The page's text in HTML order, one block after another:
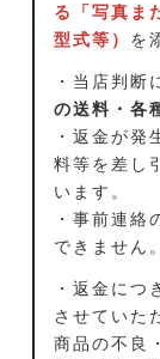
る「写真ま
型式等） を
・当店判断
の送料・各
・返金が発
料等を差し
います。
・事前連絡
できません。
・返金につ
させていた
商品の不良